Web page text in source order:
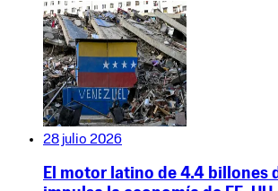
28 julio 2026
El motor latino de 4.4 billones